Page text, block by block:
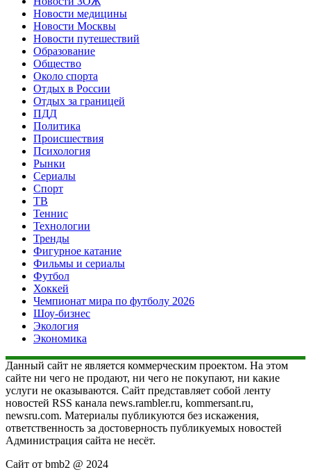
Новости медицины
Новости Москвы
Новости путешествий
Образование
Общество
Около спорта
Отдых в России
Отдых за границей
ПДД
Политика
Происшествия
Психология
Рынки
Сериалы
Спорт
ТВ
Теннис
Технологии
Тренды
Фигурное катание
Фильмы и сериалы
Футбол
Хоккей
Чемпионат мира по футболу 2026
Шоу-бизнес
Экология
Экономика
Данный сайт не является коммерческим проектом. На этом
сайте ни чего не продают, ни чего не покупают, ни какие
услуги не оказываются. Сайт представляет собой ленту
новостей RSS канала news.rambler.ru, kommersant.ru,
newsru.com. Материалы публикуются без искажения,
ответственность за достоверность публикуемых новостей
Администрация сайта не несёт.
Сайт от bmb2 @ 2024